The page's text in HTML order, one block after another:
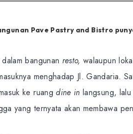
Pave Pastry and Bistro
bangunan resto,walaupun
menghadap Jl. Gandaria.
ke ruangdine inlangsung,
yang ternyata akan membawa